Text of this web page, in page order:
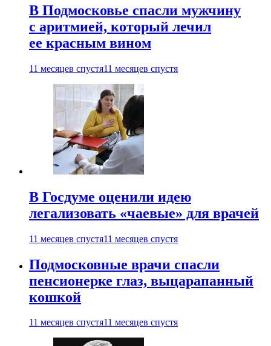
В Подмосковье спасли мужчину
с аритмией, который лечил
ее красным вином
11 месяцев спустя11 месяцев спустя
В Госдуме оценили идею
легализовать «чаевые» для врачей
11 месяцев спустя11 месяцев спустя
Подмосковные врачи спасли
пенсионерке глаз, выцарапанный
кошкой
11 месяцев спустя11 месяцев спустя